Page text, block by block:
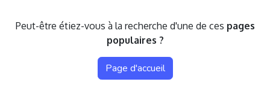
Peut-être étiez-vous à la recherche d'une de ces pages
populaires ?
Page d'accueil